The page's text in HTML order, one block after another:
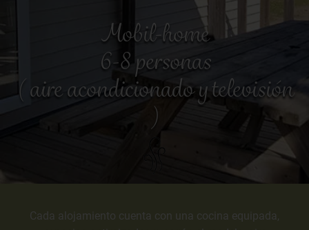
Mobil-home
6-8 personas
( aire acondicionado y televisión
)
Cada alojamiento cuenta con una cocina equipada,